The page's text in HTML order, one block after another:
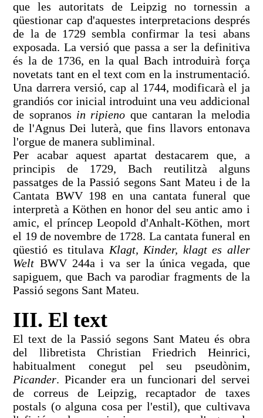
que les autoritats de Leipzig no tornessin a
qüestionar cap d'aquestes interpretacions després
de la de 1729 sembla confirmar la tesi abans
exposada. La versió que passa a ser la definitiva
és la de 1736, en la qual Bach introduirà força
novetats tant en el text com en la instrumentació.
Una darrera versió, cap al 1744, modificarà el ja
grandiós cor inicial introduint una veu addicional
de sopranos in ripieno que cantaran la melodia
de l'Agnus Dei luterà, que fins llavors entonava
l'orgue de manera subliminal.
Per acabar aquest apartat destacarem que, a
principis de 1729, Bach reutilitzà alguns
passatges de la Passió segons Sant Mateu i de la
Cantata BWV 198 en una cantata funeral que
interpretà a Köthen en honor del seu antic amo i
amic, el príncep Leopold d'Anhalt-Köthen, mort
el 19 de novembre de 1728. La cantata funeral en
qüestió es titulava Klagt, Kinder, klagt es aller
Welt BWV 244a i va ser la única vegada, que
sapiguem, que Bach va parodiar fragments de la
Passió segons Sant Mateu.
III. El text
El text de la Passió segons Sant Mateu és obra
del llibretista Christian Friedrich Heinrici,
habitualment conegut pel seu pseudònim,
Picander. Picander era un funcionari del servei
de correus de Leipzig, recaptador de taxes
postals (o alguna cosa per l'estil), que cultivava